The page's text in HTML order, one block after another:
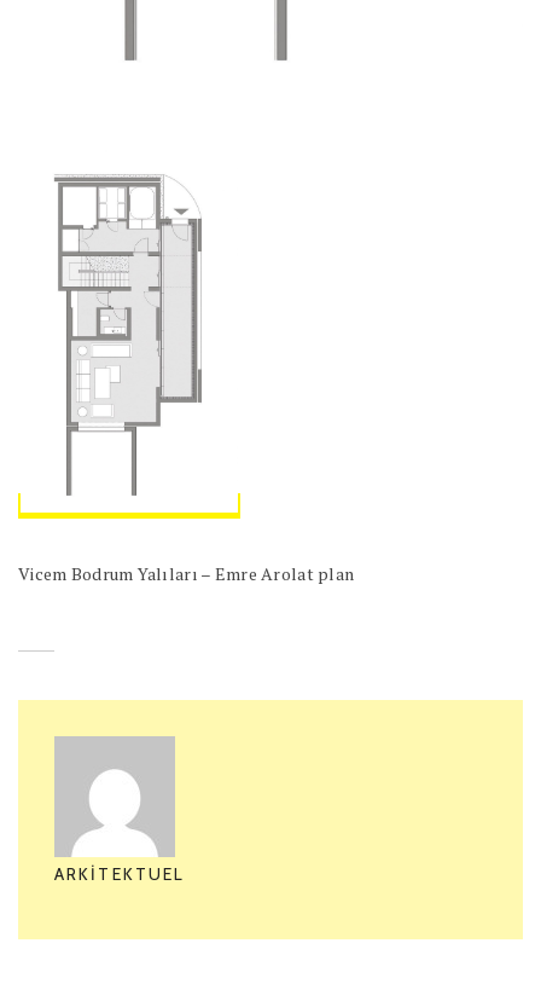
Vicem Bodrum Yalıları – Emre Arolat plan
ARKITEKTUEL